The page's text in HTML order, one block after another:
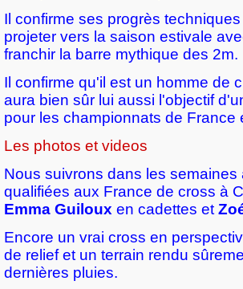
Il confirme ses progrès
projeter vers la saison estivale
franchir la barre mythique des 2m.
Il confirme qu'il est un homme de
aura bien sûr lui aussi l'objectif
pour les championnats de France
Les photos et videos
Nous suivrons dans les semaines
qualifiées aux France de cross à
Emma Guiloux en cadettes et
Encore un vrai cross en
de relief et un terrain rendu
dernières pluies.